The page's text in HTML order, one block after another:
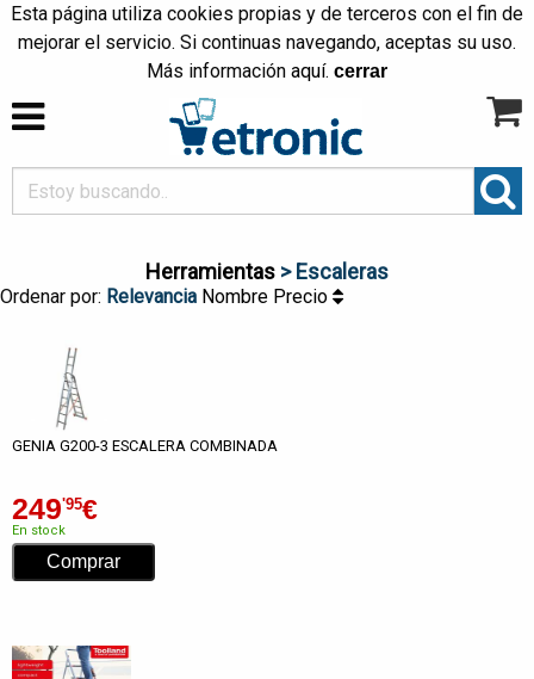
Esta página utiliza cookies propias y de terceros con el fin de
mejorar el servicio. Si continuas navegando, aceptas su uso.
Más información aquí. cerrar
Herramientas > Escaleras
Ordenar por: Relevancia Nombre Precio
GENIA G200-3 ESCALERA COMBINADA
249'95€
En stock